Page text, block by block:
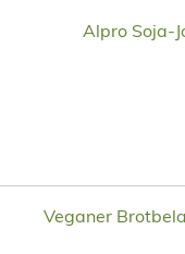
Alpro Soja-
Veganer